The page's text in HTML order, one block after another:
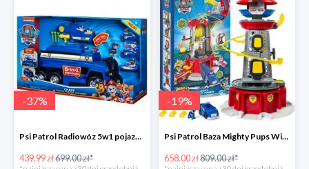
-37%
Psi Patrol Radiowóz 5w1 pojazd ratunkowy z figurką Chase'a -37%
439.99 zł699.00 zł*
-19%
Psi Patrol Baza Mighty Pups Wieża obserwacyjna+pojazd z figurką -19%
658.00 zł809.00 zł*